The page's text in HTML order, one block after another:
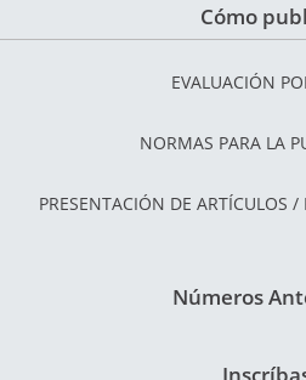
Cómo
EVALUACIÓN
NORMAS PARA LA
PRESENTACIÓN DE ARTÍCULOS /
Números